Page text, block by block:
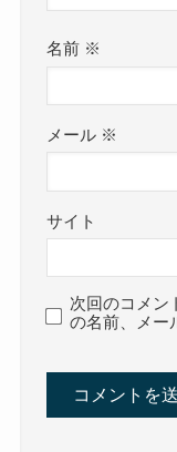
名前 ※
メール ※
サイト
次回のコメン
の名前、メー